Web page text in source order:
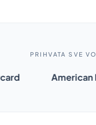
PRIHVATA SVE
American